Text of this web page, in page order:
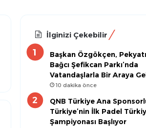
İlginizi Çekebilir
Başkan Özgökçen,
Bağcı Şefikcan Parkı’nda
Vatandaşlarla Bir Araya
10 dakika önce
QNB Türkiye Ana
Türkiye’nin İlk Padel
Şampiyonası Başlıyor